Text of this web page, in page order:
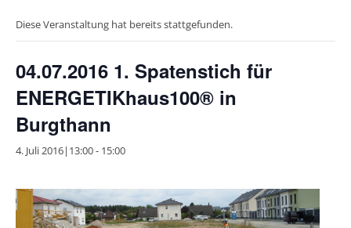
Diese Veranstaltung hat bereits stattgefunden.
04.07.2016 1. Spatenstich für
ENERGETIKhaus100® in
Burgthann
4. Juli 2016|13:00- 15:00